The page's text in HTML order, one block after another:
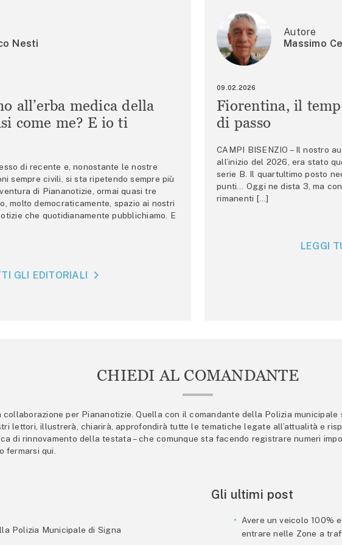
Nesti
all’erba medica della
come me? E io ti
di recente e, nonostante le nostre
sempre civili, si sta ripetendo sempre più
di Piananotizie, ormai quasi tre
molto democraticamente, spazio ai nostri
che quotidianamente pubblichiamo. E
GLI EDITORIALI
Autore
Massimo
09.02.2026
Fiorentina, il
di passo
CAMPI BISENZIO – Il nostro
all’inizio del 2026, era stato
serie B. Il quartultimo posto
punti… Oggi ne dista 3, ma
rimanenti […]
LEGGI
CHIEDI AL COMANDANTE
collaborazione per Piananotizie. Quella con il comandante della Polizia municipale
lettori, illustrerà, chiarirà, approfondirà tutte le tematiche legate all’attualità e
di rinnovamento della testata – che comunque sta facendo registrare numeri
fermarsi qui.
Polizia Municipale di Signa
Gli ultimi post
Avere un veicolo 100%
entrare nelle Zone a